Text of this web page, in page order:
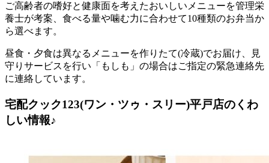
ご高齢者の嗜好と健康面を考えたおいしいメニューを管理栄
養士が考案、食べる量や噛む力に合わせて10種類のお弁当か
ら選べます。
昼食・夕食は異なるメニューを作りたて(冷蔵)でお届け、見
守りサービスを行い「もしも」の場合はご指定の緊急連絡先
に連絡しています。
宅配クック123(ワン・ツゥ・スリー)平戸店のくわ
しい情報♪